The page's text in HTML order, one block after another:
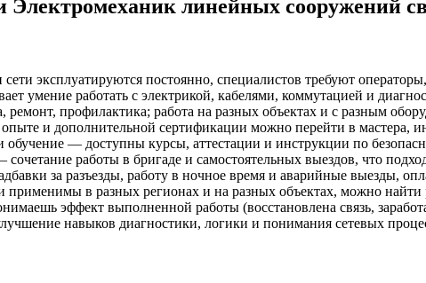
линейных сооружений
эксплуатируются постоянно, специалистов требуют
умение работать с электрикой, кабелями, коммутацией и
ремонт, профилактика; работа на разных объектах и с разным
и дополнительной сертификации можно перейти в мастера,
обучение — доступны курсы, аттестации и инструкции по
сочетание работы в бригаде и самостоятельных выездов, что
за разъезды, работу в ночное время и аварийные выезды,
в разных регионах и на разных объектах, можно найти
эффект выполненной работы (восстановлена связь,
навыков диагностики, логики и понимания сетевых